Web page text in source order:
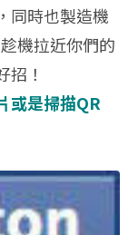
同時也製造機
機拉近你們的
！
或是掃描QR